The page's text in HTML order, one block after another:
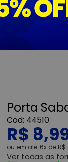
Porta
44510
R$
ou 6x de R$
Ver todas as